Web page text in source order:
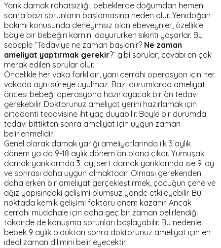
Yarık damak rahatsızlığı, bebeklerde doğumdan hemen
sonra bazı sorunların başlamasına neden olur. Yenidoğan
bakımı konusunda deneyimsiz olan ebeveynler, özellikle
böyle bir bebeğin karnını doyururken sıkıntı yaşarlar. Bu
sebeple “Tedaviye ne zaman başlanır? Ne zaman
ameliyat yaptırmak gerekir?” gibi sorular, cevabı en çok
merak edilen sorular olur.
Öncelikle her vaka farklıdır, yani cerrahi operasyon için her
vakada aynı süreye uyulmaz. Bazı durumlarda ameliyat
öncesi bebeği operasyona hazırlayacak bir ön tedavi
gerekebilir. Doktorunuz ameliyat yerini hazırlamak için
ortodonti tedavisine ihtiyaç duyabilir. Böyle bir durumda
tedavi bittikten sonra ameliyat için uygun zaman
belirlenmelidir.
Genel olarak damak yarığı ameliyatlarında ilk 3 aylık
dönem ya da 9-18 aylık dönem ön plana çıkar. Yumuşak
damak yarıklarında 3. ay, sert damak yarıklarında ise 9. ay
ve sonrası daha uygun olmaktadır. Olması gerekenden
daha erken bir ameliyat gerçekleştirmek, çocuğun çene ve
ağız yapısındaki gelişimi olumsuz yönde etkileyebilir. Bu
noktada kemik gelişimi faktörü önem kazanır. Ancak
cerrahi müdahale için daha geç bir zaman belirlendiği
takdirde de konuşma sorunları başlayabilir. Bu nedenle
bebek 9 aylık olduktan sonra doktorunuz ameliyat için en
ideal zaman dilimini belirleyecektir.